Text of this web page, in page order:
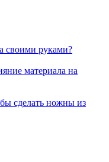
своими руками?
материала на
сделать ножны из